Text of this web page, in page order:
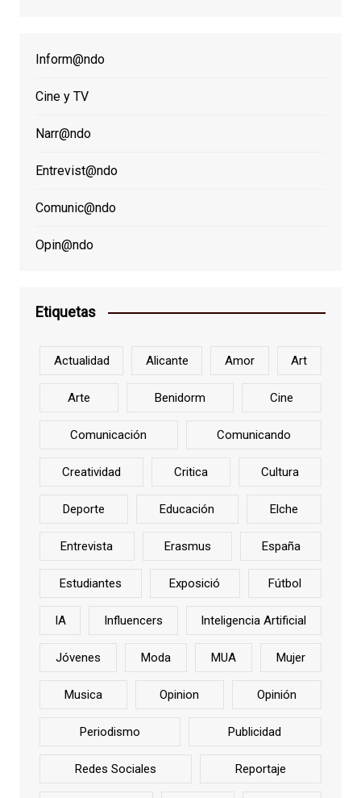
Inform@ndo
Cine y TV
Narr@ndo
Entrevist@ndo
Comunic@ndo
Opin@ndo
Etiquetas
Actualidad Alicante Amor Art
Arte Benidorm Cine
Comunicación Comunicando
Creatividad Critica Cultura
Deporte Educación Elche
Entrevista Erasmus España
Estudiantes Exposició Fútbol
IA Influencers Inteligencia Artificial
Jóvenes Moda MUA Mujer
Musica Opinion Opinión
Periodismo Publicidad
Redes Sociales Reportaje